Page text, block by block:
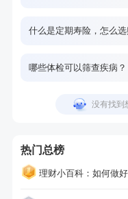
什么是定期寿险，怎么选
哪些体检可以筛查疾病？
没有找到
热门总榜
理财小百科：如何做